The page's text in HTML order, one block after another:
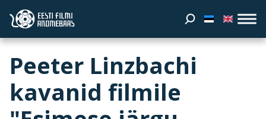
Peeter Linzbachi
kavanid filmile